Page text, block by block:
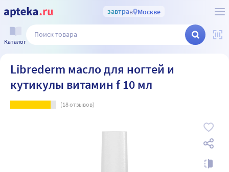
завтрав Москве
Каталог
Librederm масло для ногтей и
кутикулы витамин f 10 мл
(18отзывов)